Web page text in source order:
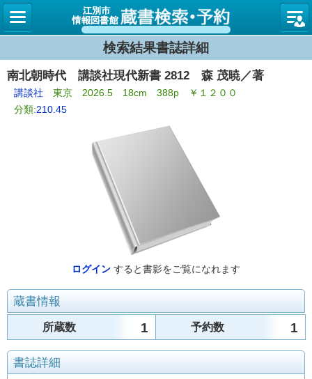
図書館
検索結果書誌詳細
南北朝時代 講談社現代新書 2812 森 茂暁／著
講談社 東京 2026.5 18cm 388p ￥１２００
分類:210.45
ログイン すると書影をご覧になれます
蔵書情報
所蔵数 1 予約数 1
書誌詳細